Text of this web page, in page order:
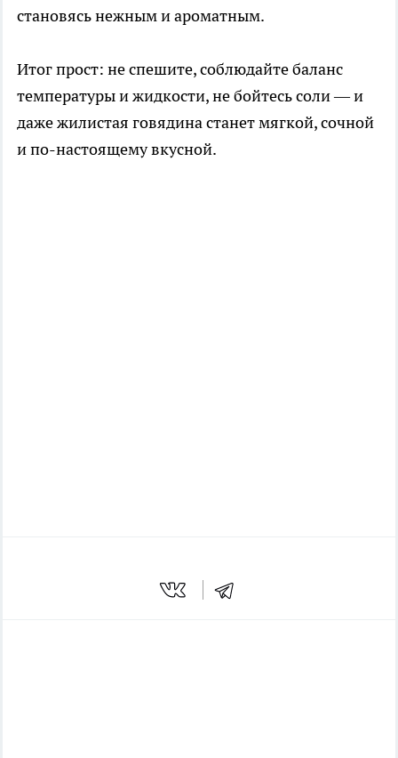
становясь нежным и ароматным.
Итог прост: не спешите, соблюдайте баланс
температуры и жидкости, не бойтесь соли — и
даже жилистая говядина станет мягкой, сочной
и по-настоящему вкусной.